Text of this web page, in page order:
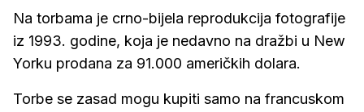
Na torbama je crno-bijela reprodukcija fotografije
iz 1993. godine, koja je nedavno na dražbi u New
Yorku prodana za 91.000 američkih dolara.
Torbe se zasad mogu kupiti samo na francuskom